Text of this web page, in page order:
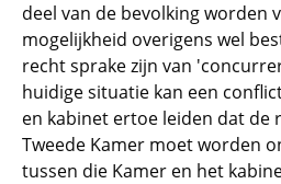
deel van de bevolking worden
mogelijkheid overigens wel
recht sprake zijn van
huidige situatie kan een
en kabinet ertoe leiden dat de
Tweede Kamer moet worden
tussen die Kamer en het